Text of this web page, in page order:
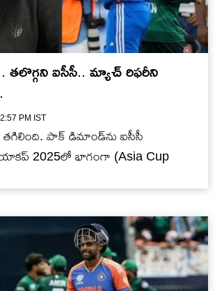
త‌లొగ్గ‌ని ఐసీసీ.. మ్యాచ్ రిఫరీని
PM IST
త‌గిలింది. పాక్ డిమాండ్‌ను ఐసీసీ
2025లో భాగంగా (Asia Cup